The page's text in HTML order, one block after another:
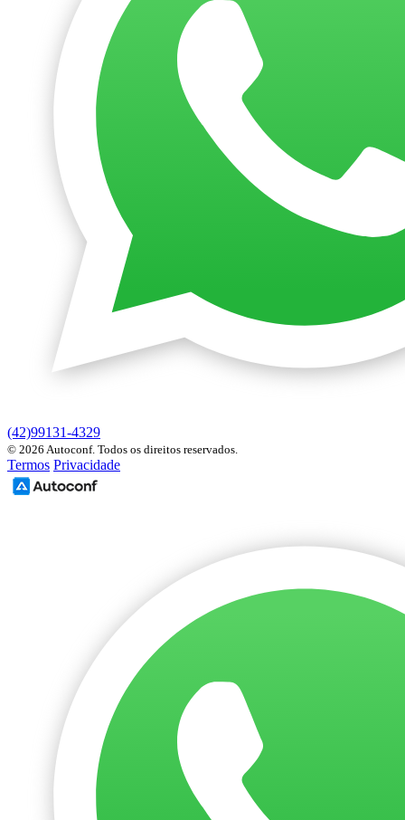
(42)99131-4329
© 2026 Autoconf. Todos os direitos reservados.
Termos Privacidade